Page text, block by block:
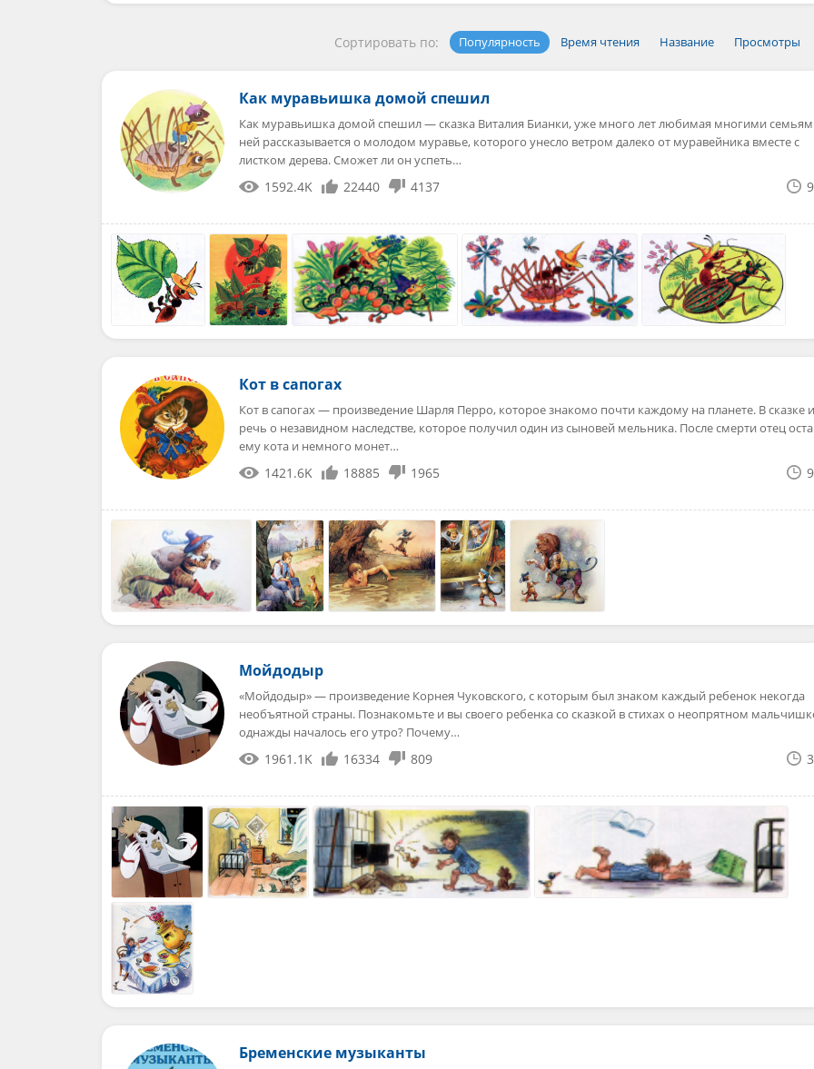
Сортировать по: Популярность Время чтения Название Просмотры
Как муравьишка домой спешил
Как муравьишка домой спешил — сказка Виталия Бианки, уже много лет любимая многими
ней рассказывается о молодом муравье, которого унесло ветром далеко от муравейника вместе с
листком дерева. Сможет ли он успеть…
1592.4K 22440 4137
Кот в сапогах
Кот в сапогах — произведение Шарля Перро, которое знакомо почти каждому на планете. В сказке
речь о незавидном наследстве, которое получил один из сыновей мельника. После смерти отец
ему кота и немного монет…
1421.6K 18885 1965
Мойдодыр
«Мойдодыр» — произведение Корнея Чуковского, с которым был знаком каждый ребенок некогда
необъятной страны. Познакомьте и вы своего ребенка со сказкой в стихах о неопрятном
однажды началось его утро? Почему…
1961.1K 16334 809
Бременские музыканты